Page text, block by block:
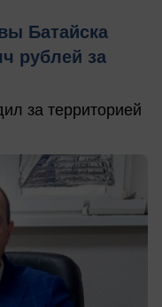
Батайска
рублей за
за территорией